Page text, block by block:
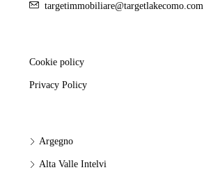
targetimmobiliare@targetlakecomo.com
Cookie policy
Privacy Policy
Argegno
Alta Valle Intelvi